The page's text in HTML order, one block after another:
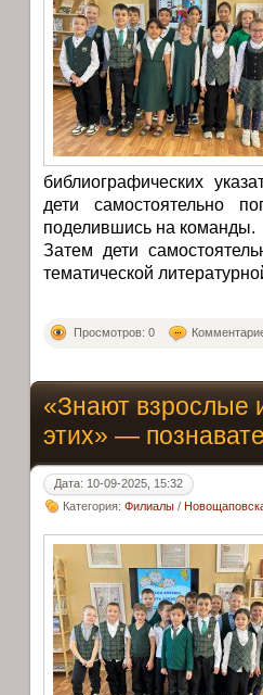
библиографических
дети самостоятельно
поделившись на команды.
Затем дети
тематической
Просмотров: 0
«Знают взрослые
этих» —
Дата: 10-09-2025, 15:32
Категория: Филиалы /